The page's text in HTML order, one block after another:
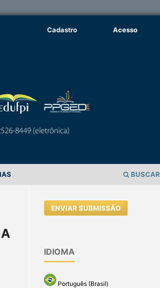
BUSCAR
Cadastro Acesso
ENVIAR SUBMISSÃO
IDIOMA
Português (Brasil)